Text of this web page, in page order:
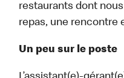
restaurants dont
repas, une rencontre
Un peu sur le poste